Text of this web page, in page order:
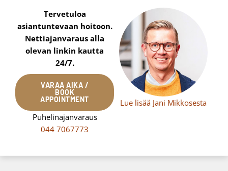
Tervetuloa
asiantuntevaan hoitoon.
Nettiajanvaraus alla
olevan linkin kautta
24/7.
VARAA AIKA /
BOOK
APPOINTMENT
Puhelinajanvaraus
044 7067773
Lue lisää Jani Mikkosesta